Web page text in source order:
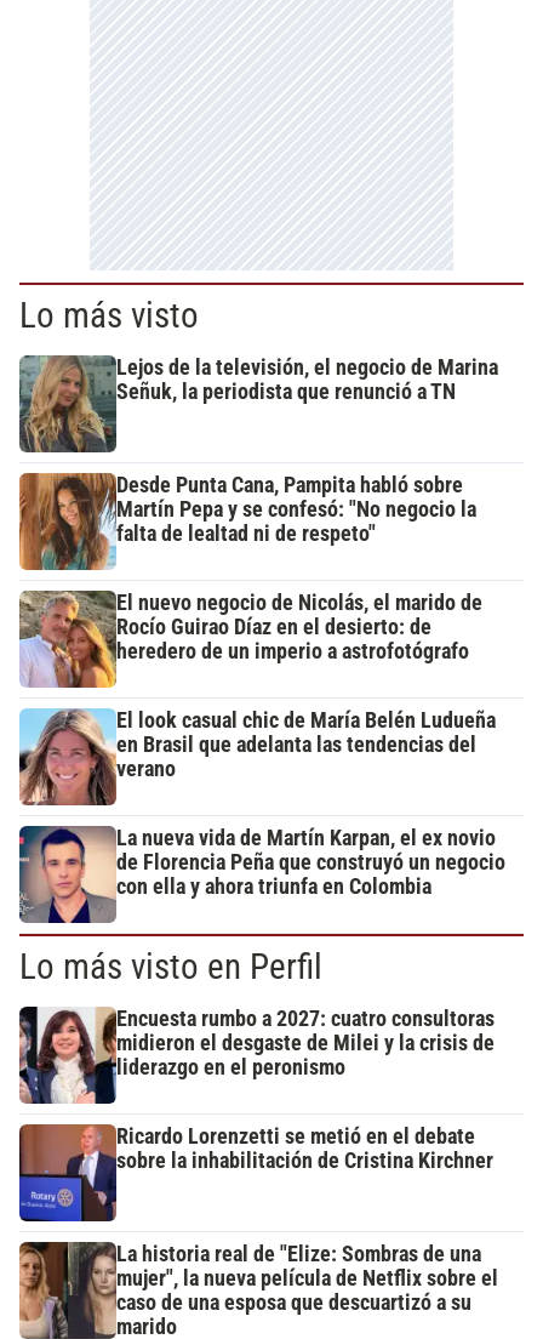
Lo más visto
Lejos de la televisión, el negocio de Marina
Señuk, la periodista que renunció a TN
Desde Punta Cana, Pampita habló sobre
Martín Pepa y se confesó: "No negocio la
falta de lealtad ni de respeto"
El nuevo negocio de Nicolás, el marido de
Rocío Guirao Díaz en el desierto: de
heredero de un imperio a astrofotógrafo
El look casual chic de María Belén Ludueña
en Brasil que adelanta las tendencias del
verano
La nueva vida de Martín Karpan, el ex novio
de Florencia Peña que construyó un negocio
con ella y ahora triunfa en Colombia
Lo más visto en Perfil
Encuesta rumbo a 2027: cuatro consultoras
midieron el desgaste de Milei y la crisis de
liderazgo en el peronismo
Ricardo Lorenzetti se metió en el debate
sobre la inhabilitación de Cristina Kirchner
La historia real de "Elize: Sombras de una
mujer", la nueva película de Netflix sobre el
caso de una esposa que descuartizó a su
marido